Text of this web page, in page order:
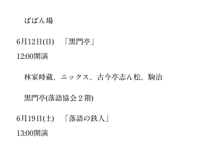
ばばん場
6月12日(日) 「黒門亭」
12:00開演
林家時蔵、ニックス、古今亭志ん松、駒治
黒門亭(落語協会２階)
6月19日(土) 「落語の鉄人」
13:00開演